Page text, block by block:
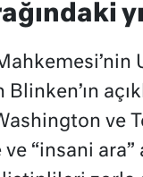
ve
ve “insani